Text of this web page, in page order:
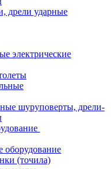
дрели ударные
электрические
шуруповерты, дрели-
оборудование
(точила)